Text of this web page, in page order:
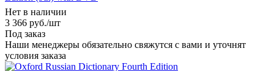
Нет в наличии
3 366 руб./шт
Под заказ
Наши менеджеры обязательно свяжутся с вами и уточнят
условия заказа